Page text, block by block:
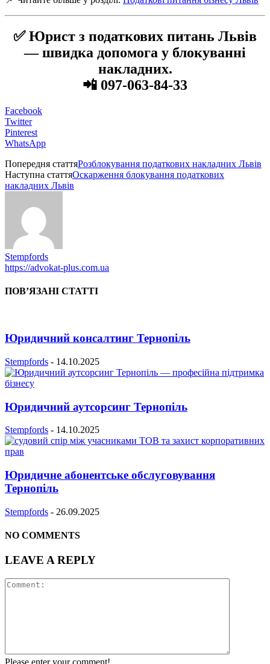
✅ Юрист з податкових питань Львів
— швидка допомога у блокуванні
накладних.
📲 097-063-84-33
Facebook
Twitter
Pinterest
WhatsApp
Попередня статтяРозблокування податкових накладних Львів
Наступна статтяОскарження блокування податкових
накладних Львів
Stempfords
https://advokat-plus.com.ua
ПОВ’ЯЗАНІ СТАТТІ
Юридичний консалтинг Тернопіль
Stempfords - 14.10.2025
Юридичний аутсорсинг Тернопіль
Stempfords - 14.10.2025
Юридичне абонентське обслуговування
Тернопіль
Stempfords - 26.09.2025
NO COMMENTS
LEAVE A REPLY
Please enter your comment!